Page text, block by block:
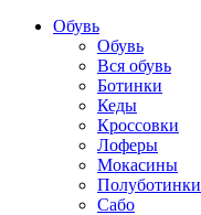
Обувь
Обувь
Вся обувь
Ботинки
Кеды
Кроссовки
Лоферы
Мокасины
Полуботинки
Сабо